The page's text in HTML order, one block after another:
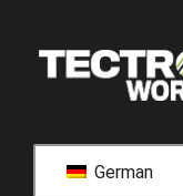
German